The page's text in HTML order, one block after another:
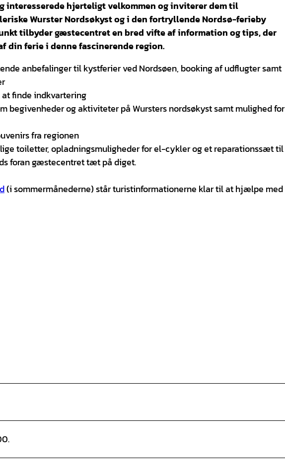
interesserede hjerteligt velkommen og inviterer dem til
Wurster Nordsøkyst og i den fortryllende Nordsø-ferieby
tilbyder gæstecentret en bred vifte af information og tips, der
din ferie i denne fascinerende region.
anbefalinger til kystferier ved Nordsøen, booking af udflugter samt
finde indkvartering
begivenheder og aktiviteter på Wursters nordsøkyst samt mulighed for
fra regionen
toiletter, opladningsmuligheder for el-cykler og et reparationssæt til
foran gæstecentret tæt på diget.
(i sommermånederne) står turistinformationerne klar til at hjælpe med